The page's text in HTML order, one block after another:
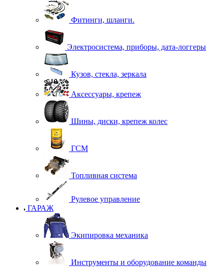
Фитинги, шланги.
Электросистема, приборы, дата-логгеры
Кузов, стекла, зеркала
Аксессуары, крепеж
Шины, диски, крепеж колес
ГСМ
Топливная система
Рулевое управление
ГАРАЖ
Экипировка механика
Инструменты и оборудование команды